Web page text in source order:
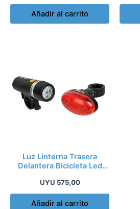
Añadir al carrito
Luz Linterna Trasera
Delantera Bicicleta Led
UYU 575,00
Añadir al carrito